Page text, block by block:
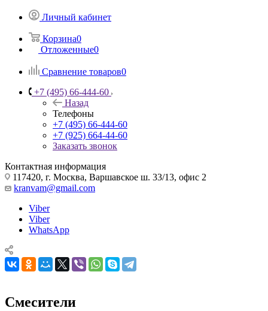
Личный кабинет
Корзина0
Отложенные0
Сравнение товаров0
+7 (495) 66-444-60
Назад
Телефоны
+7 (495) 66-444-60
+7 (925) 664-44-60
Заказать звонок
Контактная информация
117420, г. Москва, Варшавское ш. 33/13, офис 2
kranvam@gmail.com
Viber
Viber
WhatsApp
Смесители